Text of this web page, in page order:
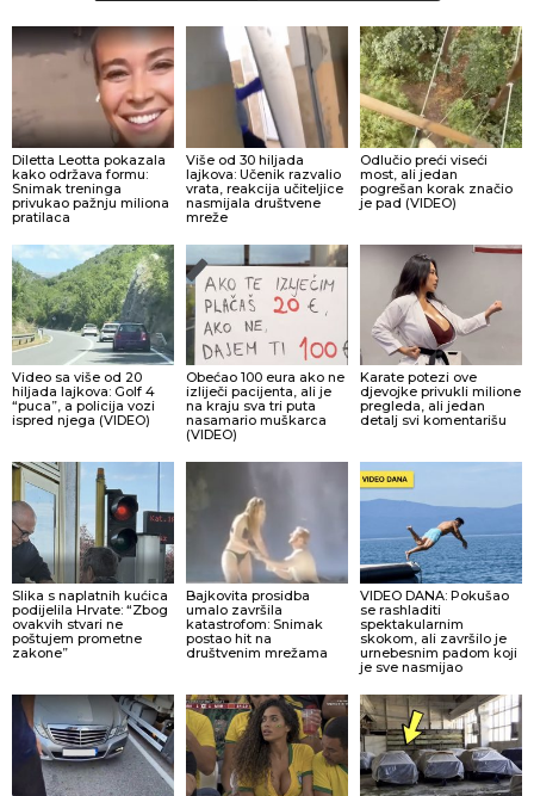
Diletta Leotta pokazala
kako održava formu:
Snimak treninga
privukao pažnju miliona
pratilaca
Više od 30 hiljada
lajkova: Učenik razvalio
vrata, reakcija učiteljice
nasmijala društvene
mreže
Odlučio preći viseći
most, ali jedan
pogrešan korak značio
je pad (VIDEO)
Video sa više od 20
hiljada lajkova: Golf 4
“puca”, a policija vozi
ispred njega (VIDEO)
Obećao 100 eura ako ne
izliječi pacijenta, ali je
na kraju sva tri puta
nasamario muškarca
(VIDEO)
Karate potezi ove
djevojke privukli milione
pregleda, ali jedan
detalj svi komentarišu
Slika s naplatnih kućica
podijelila Hrvate: “Zbog
ovakvih stvari ne
poštujem prometne
zakone”
Bajkovita prosidba
umalo završila
katastrofom: Snimak
postao hit na
društvenim mrežama
VIDEO DANA: Pokušao
se rashladiti
spektakularnim
skokom, ali završilo je
urnebesnim padom koji
je sve nasmijao